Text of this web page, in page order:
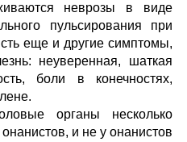
неврозы в виде
пульсирования при
еще и другие симптомы,
неуверенная, шаткая
боли в конечностях,
органы несколько
и не у онанистов